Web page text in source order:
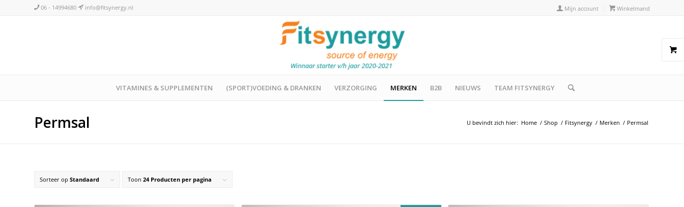
Mijn account Winkelmand
06 - 14994680 info@fitsynergy.nl
VITAMINES & SUPPLEMENTEN (SPORT)VOEDING & DRANKEN VERZORGING MERKEN B2B NIEUWS TEAM FITSYNERGY
Permsal U bevindt zich hier: Home / Shop / Fitsynergy / Merken / Permsal
Sorteer op Standaard Toon 24 Producten per pagina